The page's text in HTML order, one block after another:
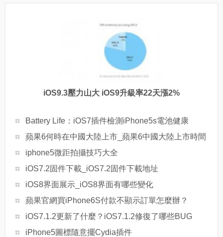
iOS9.3壓力山大 iOS9升級率22天漲2%
Battery Life：iOS7插件檢測iPhone5s電池健康
蘋果6何時在中國大陸上市_蘋果6中國大陸上市時間
iphone5微距拍攝技巧大全
iOS7.2固件下載_iOS7.2固件下載地址
iOS8界面展示_iOS8界面有哪些變化
蘋果官網買iPhone6S付款不顯示訂單怎麼辦？
iOS7.1.2更新了什麼？iOS7.1.2修復了哪些BUG
iPhone5圖標隨意擺Cydia插件